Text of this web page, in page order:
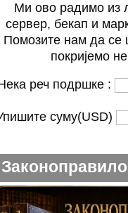
Ми ово радимо из
сервер, бекап и
Помозите нам да се
покријемо
реч подршке :
суму(USD)